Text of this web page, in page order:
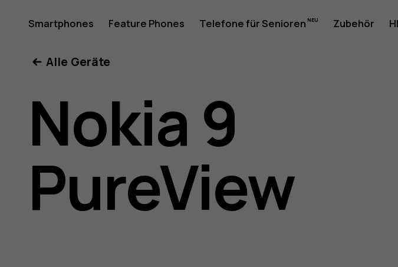
Nokia
9
PureView
Smartphones Feature Phones Telefone für Senioren Zubehör
Alle Geräte
Nokia 9
PureView